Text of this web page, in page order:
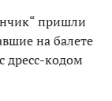
пришли
на балете
дресс-кодом